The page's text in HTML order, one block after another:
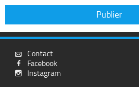
 Contact
 Facebook

Instagram